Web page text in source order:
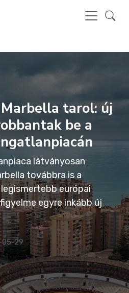
tarol: új
be a
látványosan
továbbra is a
európai
egyre inkább új
29